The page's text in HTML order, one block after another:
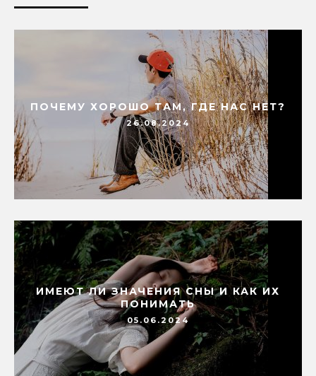
ПОЧЕМУ ХОРОШО ТАМ, ГДЕ НАС НЕТ?
26.08.2024
ИМЕЮТ ЛИ ЗНАЧЕНИЯ СНЫ И КАК ИХ
ПОНИМАТЬ
05.06.2024